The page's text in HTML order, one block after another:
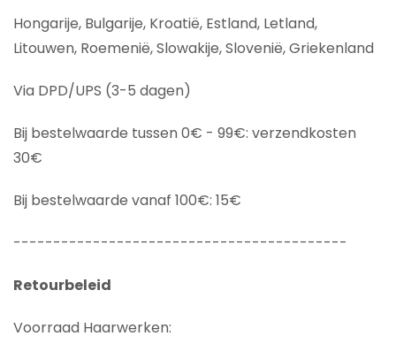
Hongarije, Bulgarije, Kroatië, Estland, Letland,
Litouwen, Roemenië, Slowakije, Slovenië, Griekenland
Via DPD/UPS (3-5 dagen)
Bij bestelwaarde tussen 0€ - 99€: verzendkosten
30€
Bij bestelwaarde vanaf 100€: 15€
------------------------------------------
Retourbeleid
Voorraad Haarwerken: